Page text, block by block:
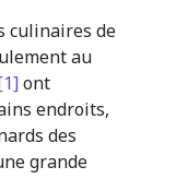
culinaires de
au
ont
endroits,
des
grande